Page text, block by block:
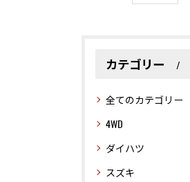
カテゴリー
全てのカテゴリー
4WD
ダイハツ
スズキ